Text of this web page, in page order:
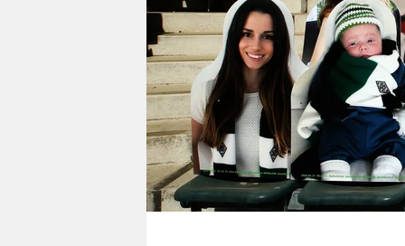
verlag
veranstaltungen
shop
fragen & hilfe
unterstützen
abo